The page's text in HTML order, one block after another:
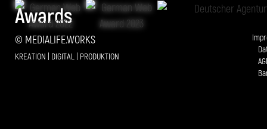
Awards
© MEDIALIFE.WORKS
KREATION | DIGITAL | PRODUKTION